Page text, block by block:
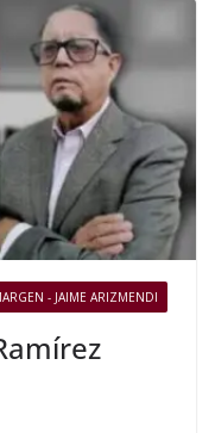
- JAIME ARIZMENDI